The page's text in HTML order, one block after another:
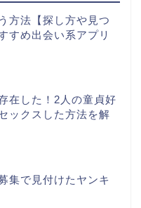
方法【探し方や見つ
すめ出会い系アプリ
在した！2人の童貞好
ックスした方法を解
集で見付けたヤンキ